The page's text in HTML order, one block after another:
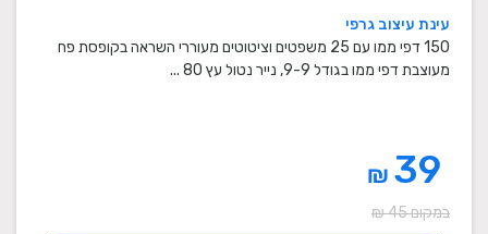
עינת עיצוב גרפי
150 דפי ממו עם 25 משפטים וציטוטים מעוררי השראה בקופסת פח
מעוצבת דפי ממו בגודל 9-9, נייר נטול עץ 80 ...
₪
במקום 45 ₪